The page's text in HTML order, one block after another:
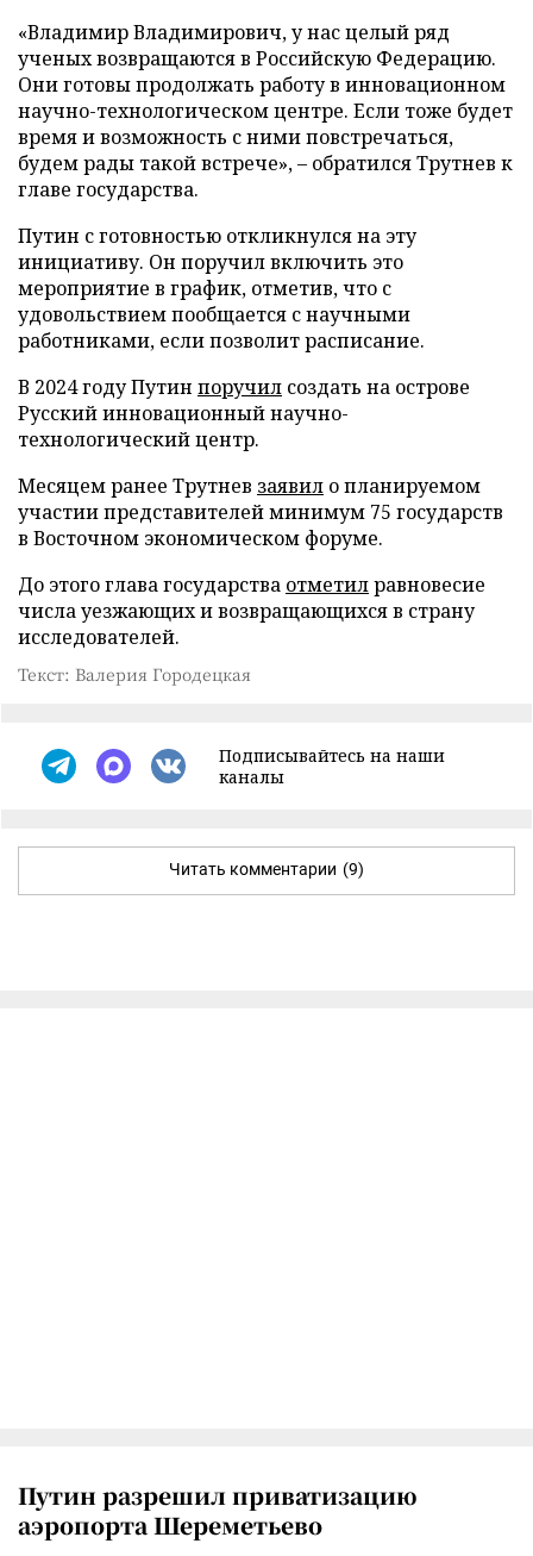
«Владимир Владимирович, у нас целый ряд
ученых возвращаются в Российскую Федерацию.
Они готовы продолжать работу в инновационном
научно-технологическом центре. Если тоже будет
время и возможность с ними повстречаться,
будем рады такой встрече», – обратился Трутнев к
главе государства.
Путин с готовностью откликнулся на эту
инициативу. Он поручил включить это
мероприятие в график, отметив, что с
удовольствием пообщается с научными
работниками, если позволит расписание.
В 2024 году Путин поручил создать на острове
Русский инновационный научно-
технологический центр.
Месяцем ранее Трутнев заявил о планируемом
участии представителей минимум 75 государств
в Восточном экономическом форуме.
До этого глава государства отметилравновесие
числа уезжающих и возвращающихся в страну
исследователей.
Текст: Валерия Городецкая
Подписывайтесь на наши
каналы
Читать комментарии (9)
Путин разрешил приватизацию
аэропорта Шереметьево